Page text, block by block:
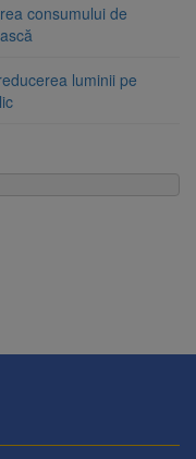
consumului de
luminii pe